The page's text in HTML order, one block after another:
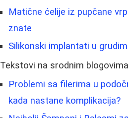
Matične ćelije iz pupčane
znate
Silikonski implantati u
Tekstovi na srodnim blogovima
Problemi sa filerima u
kada nastane komplikacija?